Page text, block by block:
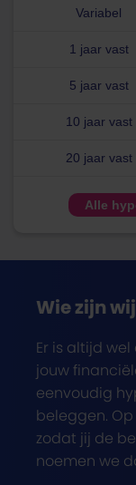
Variabel
1 jaar vast
5 jaar vast
10 jaar vast
20 jaar vast
Alle
Wie zijn
Er is altijd
jouw
eenvoudig
beleggen. Op
zodat jij de
noemen we